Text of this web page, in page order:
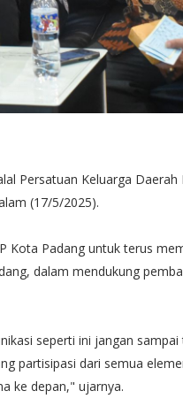
Persatuan Keluarga Daerah
(17/5/2025).
Kota Padang untuk terus
dalam mendukung
seperti ini jangan
partisipasi dari semua
ke depan," ujarnya.